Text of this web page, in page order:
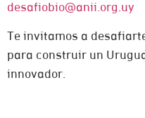
desafiobio@anii.org.uy
Te invitamos a
para construir un
innovador.